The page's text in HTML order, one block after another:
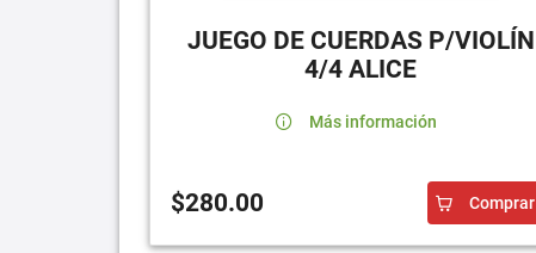
JUEGO DE CUERDAS P/VIOLÍN
4/4 ALICE
Más información
$280.00 Comprar